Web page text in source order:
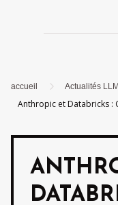
accueil 5 Actualités LLM
Anthropic et Databricks :